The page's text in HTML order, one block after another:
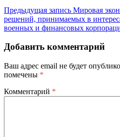
Предыдущая запись Мировая
решений, принимаемых в
военных и финансовых
Добавить комментарий
Ваш адрес email не будет
помечены *
Комментарий *